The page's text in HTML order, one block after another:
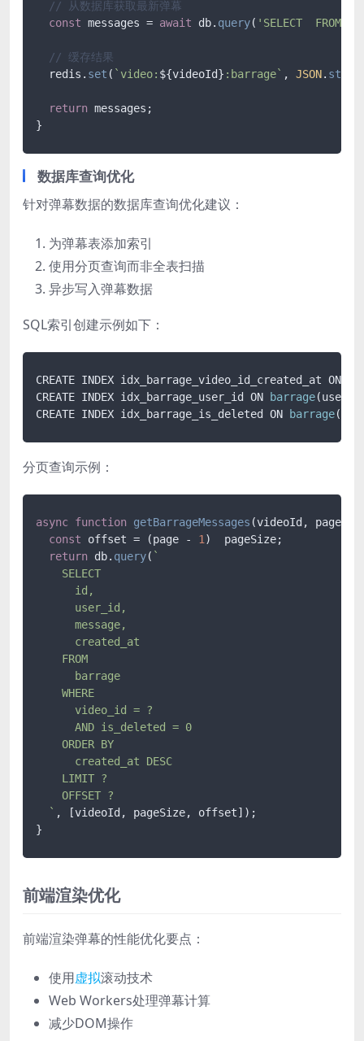
// 从数据库获取最新弹幕
const messages = await db. query( 'SELECT  FROM
// 缓存结果
  redis.
set ( `video: ${videoId} :barrage` , JSON.
return messages;
}
数据库查询优化
针对弹幕数据的数据库查询优化建议：
为弹幕表添加索引
使用分页查询而非全表扫描
异步写入弹幕数据
SQL索引创建示例如下：
CREATE INDEX idx_barrage_video_id_created_at ON
CREATE INDEX idx_barrage_user_id ON
barrage
CREATE INDEX idx_barrage_is_deleted ON
barrage
分页查询示例：
async function getBarrageMessages (videoId, page =
const offset = (page - 1 )  pageSize;
return db. query( `
    SELECT
      id,
      user_id,
      message,
      created_at
    FROM
      barrage
    WHERE
      video_id = ?
      AND is_deleted = 0
    ORDER BY
      created_at DESC
    LIMIT ?
    OFFSET ?
  `
, [videoId, pageSize, offset]);
}
前端渲染优化
前端渲染弹幕的性能优化要点：
使用虚拟滚动技术
Web Workers处理弹幕计算
减少DOM操作